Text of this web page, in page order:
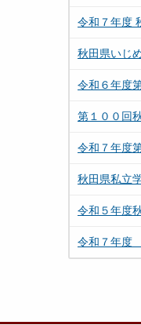
令和７年度
秋田県いじ
令和６年度
第１００回
令和７年度
秋田県私立
令和５年度
令和７年度